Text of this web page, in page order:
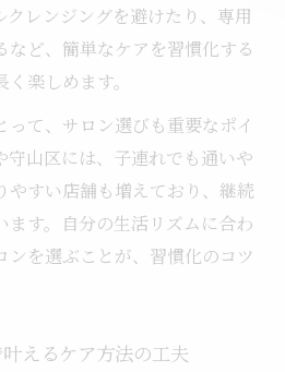
レンジングを避けたり、専用
など、簡単なケアを習慣化する
楽しめます。
て、サロン選びも重要なポイ
守山区には、子連れでも通いや
やすい店舗も増えており、継続
ます。自分の生活リズムに合わ
ンを選ぶことが、習慣化のコツ
えるケア方法の工夫